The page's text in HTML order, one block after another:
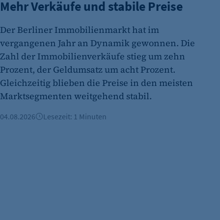
Name:
Zweck:
Cookie Laufzeit:
etracker Analytics
Name:
Mehr Verkäufe und stabile Preise
Der Berliner Immobilienmarkt hat im
vergangenen Jahr an Dynamik gewonnen. Die
Zahl der Immobilienverkäufe stieg um zehn
Prozent, der Geldumsatz um acht Prozent.
Gleichzeitig blieben die Preise in den meisten
Marktsegmenten weitgehend stabil.
04.08.2026 Lesezeit: 1 Minuten